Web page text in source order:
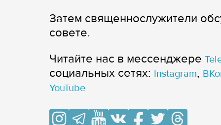
Затем священнослужители
совете.
Читайте нас в мессенджере
cоциальных сетях: Instagram,
YouTube